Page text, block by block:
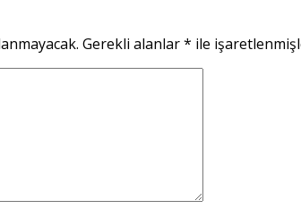
Gerekli alanlar* ile